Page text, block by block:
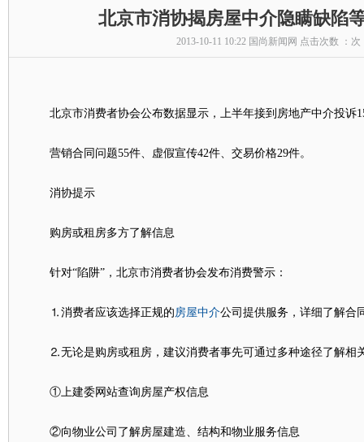
北京市消协揭房屋中介隐瞒缺陷
2013-10-11 10:22 国尚新闻网 点击次数 ： 次
北京市消费者协会公布数据显示，上半年接到房地产中介投诉
营销合同问题55件、虚假宣传42件、交易价格29件。
消协提示
购房或租房多方了解信息
针对“陷阱”，北京市消费者协会发布消费警示：
⒈消费者应该选择正规的 房屋中介公司提供服务，详细了解合
⒉无论是购房或租房，建议消费者事先可通过多种途径了解相
①上建委网站查询房屋产权信息
②向物业公司了解房屋建造、结构和物业服务信息